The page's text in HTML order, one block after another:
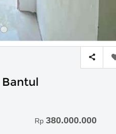
Rp 380.000.000